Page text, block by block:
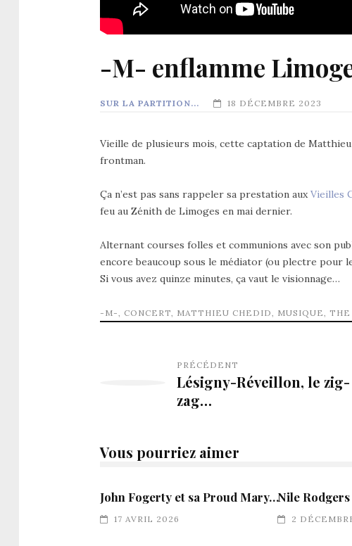
-M- enflamme
SUR LA PARTITION... 18 DÉCEMBRE 2023
Vieille de plusieurs mois, cette captation de
frontman.
Ça n’est pas sans rappeler sa prestation auxVieilles
feu au Zénith de Limoges en mai dernier.
Alternant courses folles et communions avec son
encore beaucoup sous le médiator (ou plectre pour
Si vous avez quinze minutes, ça vaut le visionnage…
-M-, CONCERT, MATTHIEU CHEDID, MUSIQUE, THE
PRÉCÉDENT
Lésigny-Réveillon, le zig-
zag…
Vous pourriez aimer
John Fogerty et sa Proud Mary…
17 AVRIL 2026
Nile
2